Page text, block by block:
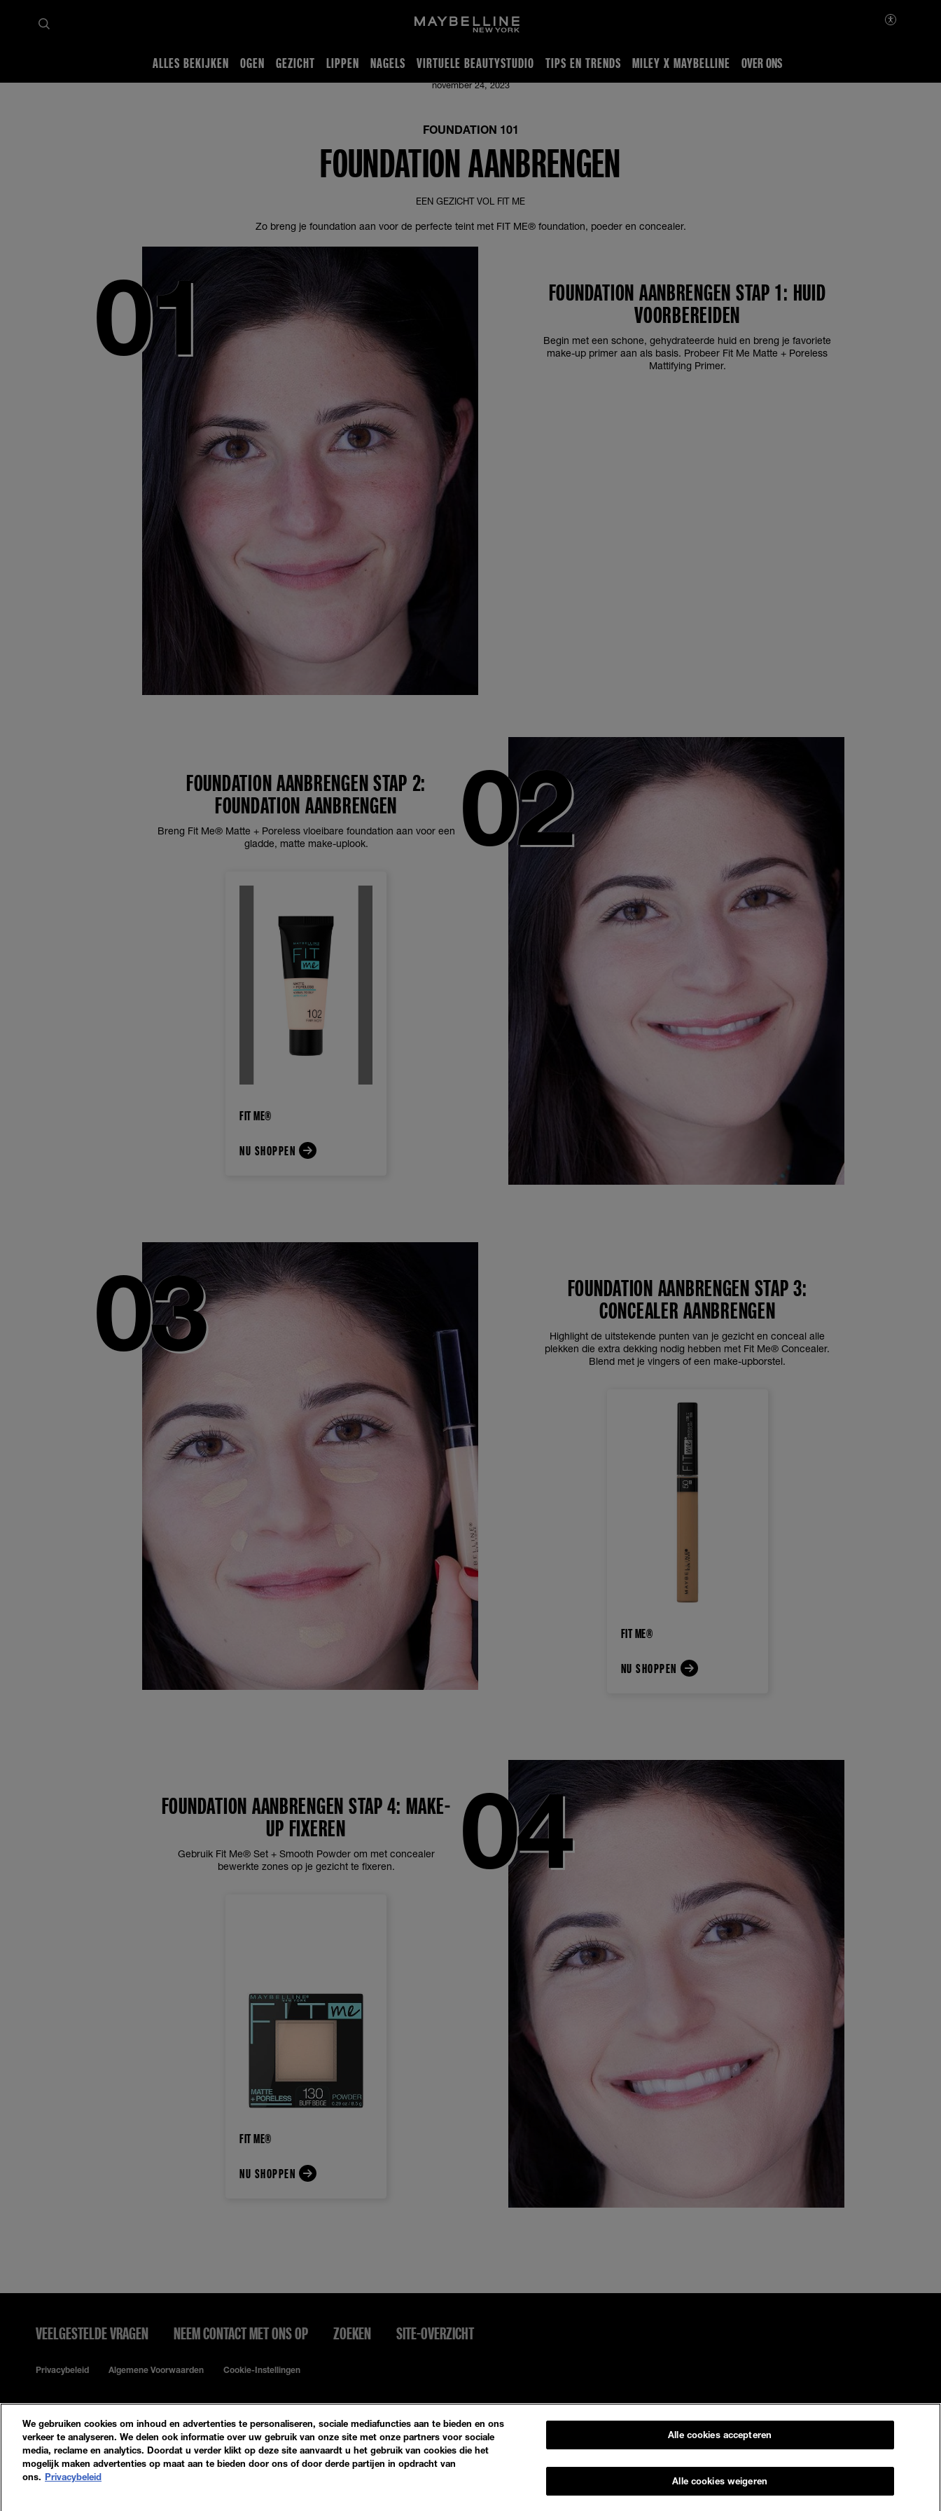
ALLES BEKIJKEN OGEN GEZICHT LIPPEN NAGELS VIRTUELE BEAUTYSTUDIO TIPS EN TRENDS MILEY X MAYBELLINE OVER ONS
Gezicht Foundation aanbrengen test
november 24, 2023
FOUNDATION 101
FOUNDATION AANBRENGEN
EEN GEZICHT VOL FIT ME
Zo breng je foundation aan voor de perfecte teint met FIT ME® foundation, poeder en concealer.
FOUNDATION AANBRENGEN STAP 1: HUID
VOORBEREIDEN
Begin met een schone, gehydrateerde huid en breng je favoriete
make-up primer aan als basis. Probeer Fit Me Matte + Poreless
Mattifying Primer.
FOUNDATION AANBRENGEN STAP 2:
FOUNDATION AANBRENGEN
Breng Fit Me® Matte + Poreless vloeibare foundation aan voor een
gladde, matte make-uplook.
FIT ME®
NU SHOPPEN
FOUNDATION AANBRENGEN STAP 3:
CONCEALER AANBRENGEN
Highlight de uitstekende punten van je gezicht en conceal alle
plekken die extra dekking nodig hebben met Fit Me® Concealer.
Blend met je vingers of een make-upborstel.
FIT ME®
NU SHOPPEN
FOUNDATION AANBRENGEN STAP 4: MAKE-
UP FIXEREN
Gebruik Fit Me® Set + Smooth Powder om met concealer
bewerkte zones op je gezicht te fixeren.
FIT ME®
NU SHOPPEN
VEELGESTELDE VRAGEN NEEM CONTACT MET ONS OP ZOEKEN SITE-OVERZICHT
Privacybeleid Algemene Voorwaarden Cookie-Instellingen
© 2023 Maybelline New York
Maybelline New York
We gebruiken cookies om inhoud en advertenties te personaliseren, sociale mediafuncties aan te bieden en ons
verkeer te analyseren. We delen ook informatie over uw gebruik van onze site met onze partners voor sociale
media, reclame en analytics. Doordat u verder klikt op deze site aanvaardt u het gebruik van cookies die het
mogelijk maken advertenties op maat aan te bieden door ons of door derde partijen in opdracht van
ons. Privacybeleid Alle cookies weigeren
Alle cookies accepteren